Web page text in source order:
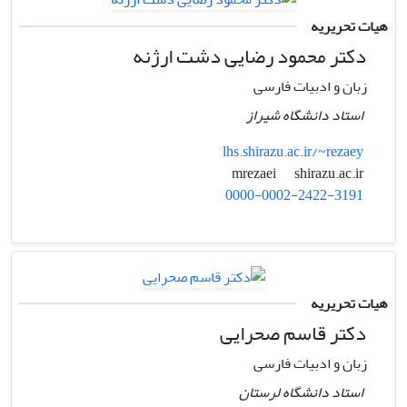
هیات تحریریه
دکتر محمود رضایی دشت ارژنه
زبان و ادبیات فارسی
استاد دانشگاه شیراز
lhs.shirazu.ac.ir/~rezaey
mrezaei
shirazu.ac.ir
0000-0002-2422-3191
هیات تحریریه
دکتر قاسم صحرایی
زبان و ادبیات فارسی
استاد دانشگاه لرستان